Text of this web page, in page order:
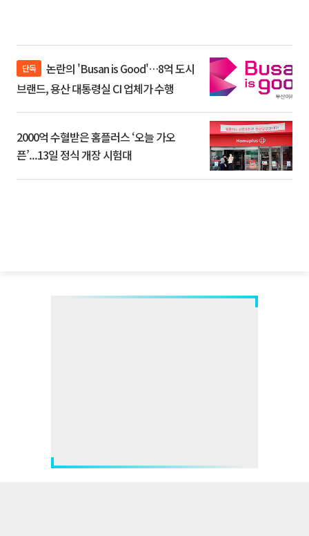
단독
브랜드, 용산 대통령실 CI 업체가 수행
2000억 수혈받은 홈플러스 ‘오늘 가오
픈’...13일 정식 개장 시험대